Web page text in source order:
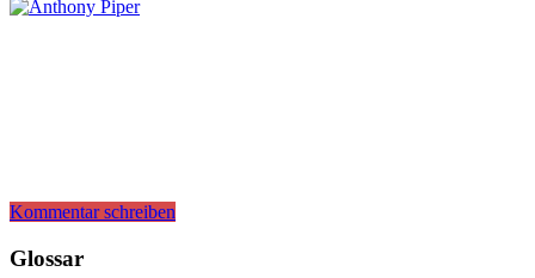
Kommentar schreiben
Glossar